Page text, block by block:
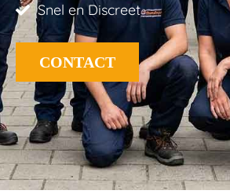
Snel en Discreet
CONTACT